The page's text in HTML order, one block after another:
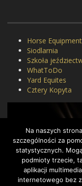
Horse Equipment
Siodlarnia
Szkoła
WhatToDo
Yard Equites
Cztery Kopyta
Na naszych
szczególności za
statystycznych.
podmioty trzecie,
aplikacji
internetowego bez